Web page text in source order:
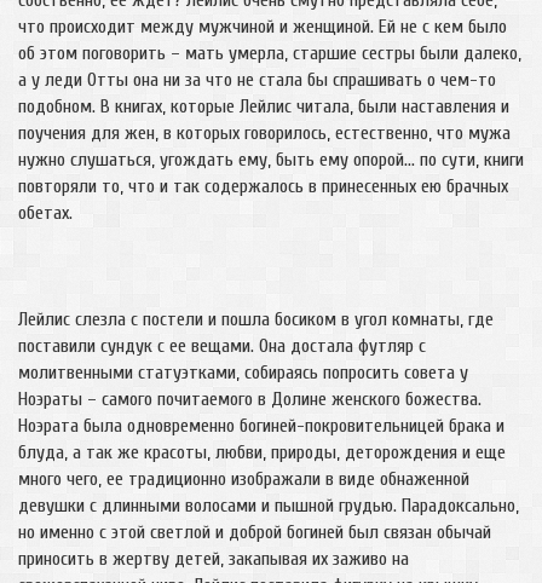
что происходит между мужчиной и женщиной. Ей не с кем было
об этом поговорить – мать умерла, старшие сестры были далеко,
а у леди Отты она ни за что не стала бы спрашивать о чем-то
подобном. В книгах, которые Лейлис читала, были наставления и
поучения для жен, в которых говорилось, естественно, что мужа
нужно слушаться, угождать ему, быть ему опорой… по сути, книги
повторяли то, что и так содержалось в принесенных ею брачных
обетах.
Лейлис слезла с постели и пошла босиком в угол комнаты, где
поставили сундук с ее вещами. Она достала футляр с
молитвенными статуэтками, собираясь попросить совета у
Ноэраты – самого почитаемого в Долине женского божества.
Ноэрата была одновременно богиней-покровительницей брака и
блуда, а так же красоты, любви, природы, деторождения и еще
много чего, ее традиционно изображали в виде обнаженной
девушки с длинными волосами и пышной грудью. Парадоксально,
но именно с этой светлой и доброй богиней был связан обычай
приносить в жертву детей, закапывая их заживо на